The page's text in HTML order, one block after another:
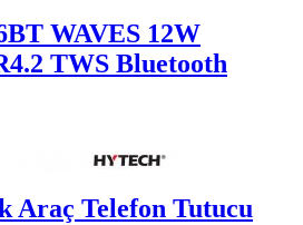
WAVES 12W
TWS Bluetooth
Araç Telefon Tutucu